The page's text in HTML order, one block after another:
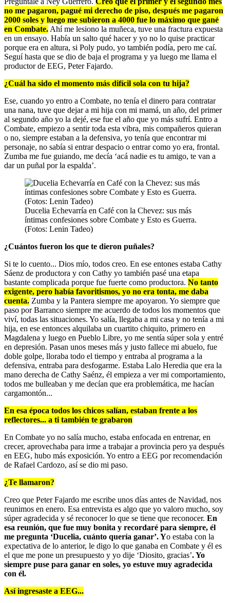
no me pagaron, pagué mi derecho de piso, después me pagaron
2000 soles y luego me subieron a 4000 fue lo máximo que gané
en Combate. Ahí me lesiono la muñeca, tuve una fractura expuesta
en un ensayo. Había un salto qué hacer y yo no lo quise practicar
porque era en altura, si Poly pudo, yo también podía, pero me caí.
Seguí hasta que se dio de baja el programa y ya luego me llama el
productor de EEG, Peter Fajardo.
¿Cuál ha sido el momento más difícil sola con tu hija?
Ese, cuando yo entro a Combate, no tenía el dinero para contratar
una nana, tuve que dejar a mi hija con mi mamá, un año, del primer
al segundo año yo la dejé, ese fue el año que yo más sufrí. Entro a
Combate, empiezo a sentir toda esta vibra, mis compañeros quieran
o no, siempre estaban a la defensiva, yo tenía que encontrar mi
personaje, no sabía si entrar despacio o entrar como yo era, frontal.
Zumba me fue guiando, me decía ‘acá nadie es tu amigo, te van a
dar un puñal por la espalda’.
Ducelia Echevarría en Café con la Chevez: sus más
íntimas confesiones sobre Combate y Esto es Guerra.
(Fotos: Lenin Tadeo)
¿Cuántos fueron los que te dieron puñales?
Si te lo cuento... Dios mío, todos creo. En ese entones estaba Cathy
Sáenz de productora y con Cathy yo también pasé una etapa
bastante complicada porque fue fuerte como productora. No tanto
exigente, pero había favoritismos, yo no era tonta, me daba
cuenta. Zumba y la Pantera siempre me apoyaron. Yo siempre que
paso por Barranco siempre me acuerdo de todos los momentos que
viví, todas las situaciones. Yo salía, llegaba a mi casa y no tenía a mi
hija, en ese entonces alquilaba un cuartito chiquito, primero en
Magdalena y luego en Pueblo Libre, yo me sentía súper sola y entré
en depresión. Pasan unos meses más y justo fallece mi abuelo, fue
doble golpe, lloraba todo el tiempo y entraba al programa a la
defensiva, entraba para desfogarme. Estaba Lalo Heredia que era la
mano derecha de Cathy Saénz, él empieza a ver mi comportamiento,
todos me bulleaban y me decían que era problemática, me hacían
cargamontón...
En esa época todos los chicos salían, estaban frente a los
reflectores... a ti también te grabaron
En Combate yo no salía mucho, estaba enfocada en entrenar, en
crecer, aprovechaba para irme a trabajar a provincia pero ya después
en EEG, hubo más exposición. Yo entro a EEG por recomendación
de Rafael Cardozo, así se dio mi paso.
¿Te llamaron?
Creo que Peter Fajardo me escribe unos días antes de Navidad, nos
reunimos en enero. Esa entrevista es algo que yo valoro mucho, soy
súper agradecida y sé reconocer lo que se tiene que reconocer. En
esa reunión, que fue muy bonita y recordaré para siempre, él
me pregunta ‘Ducelia, cuánto quería ganar’. Yo estaba con la
expectativa de lo anterior, le digo lo que ganaba en Combate y él es
el que me pone un presupuesto y yo dije ‘Diosito, gracias’. Yo
siempre puse para ganar en soles, yo estuve muy agradecida
con él.
Así ingresaste a EEG...